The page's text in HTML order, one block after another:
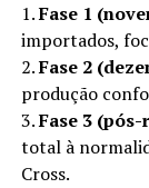
1.Fase 1
importados,
2.Fase 2
produção
3.Fase 3
total à
Cross.